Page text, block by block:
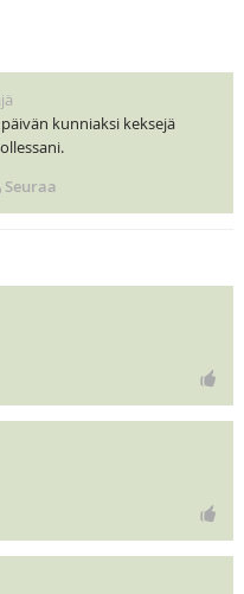
kunniaksi keksejä
Seuraa